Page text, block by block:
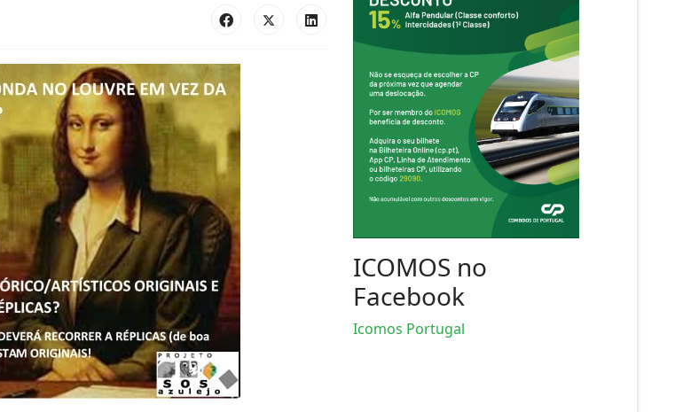
ICOMOS no
Facebook
Icomos Portugal